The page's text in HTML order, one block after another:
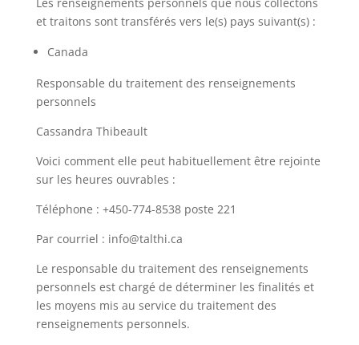
et traitons sont transférés vers le(s) pays suivant(s) :
Canada
Responsable du traitement des renseignements
personnels
Cassandra Thibeault
Voici comment elle peut habituellement être rejointe
sur les heures ouvrables :
Téléphone : +450-774-8538 poste 221
Par courriel : info@talthi.ca
Le responsable du traitement des renseignements
personnels est chargé de déterminer les finalités et
les moyens mis au service du traitement des
renseignements personnels.